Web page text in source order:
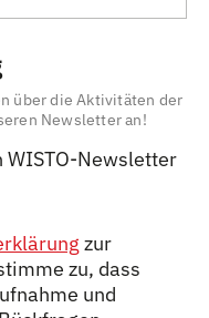
über die Aktivitäten der
Newsletter an!
WISTO-Newsletter
zur
zu, dass
und